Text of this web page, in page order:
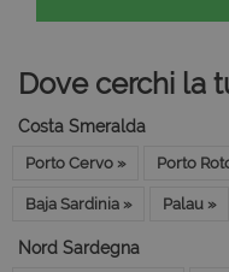
Dove cerchi la
Costa Smeralda
Porto Cervo » Porto
Baja Sardinia » Palau »
Nord Sardegna